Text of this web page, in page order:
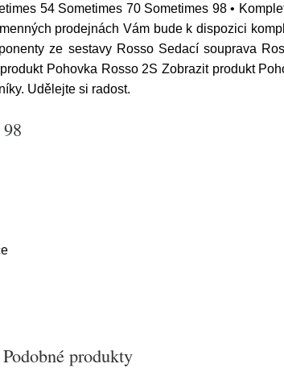
54 Sometimes 70 Sometimes 98 •
prodejnách Vám bude k dispozici
ze sestavy Rosso Sedací souprava
Pohovka Rosso 2S Zobrazit produkt
Udělejte si radost.
Podobné produkty